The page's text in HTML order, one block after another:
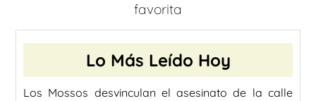
favorita
Lo Más Leído Hoy
Los Mossos desvinculan el asesinato de la calle